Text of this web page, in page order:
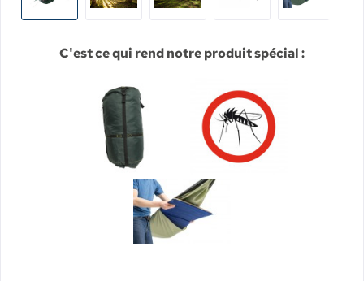
C'est ce qui rend notre produit spécial :